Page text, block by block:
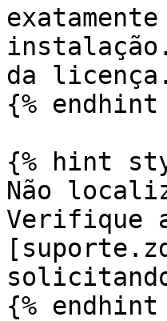
da licença.
{% endhint
{% hint
Não
Verifique a
{% endhint